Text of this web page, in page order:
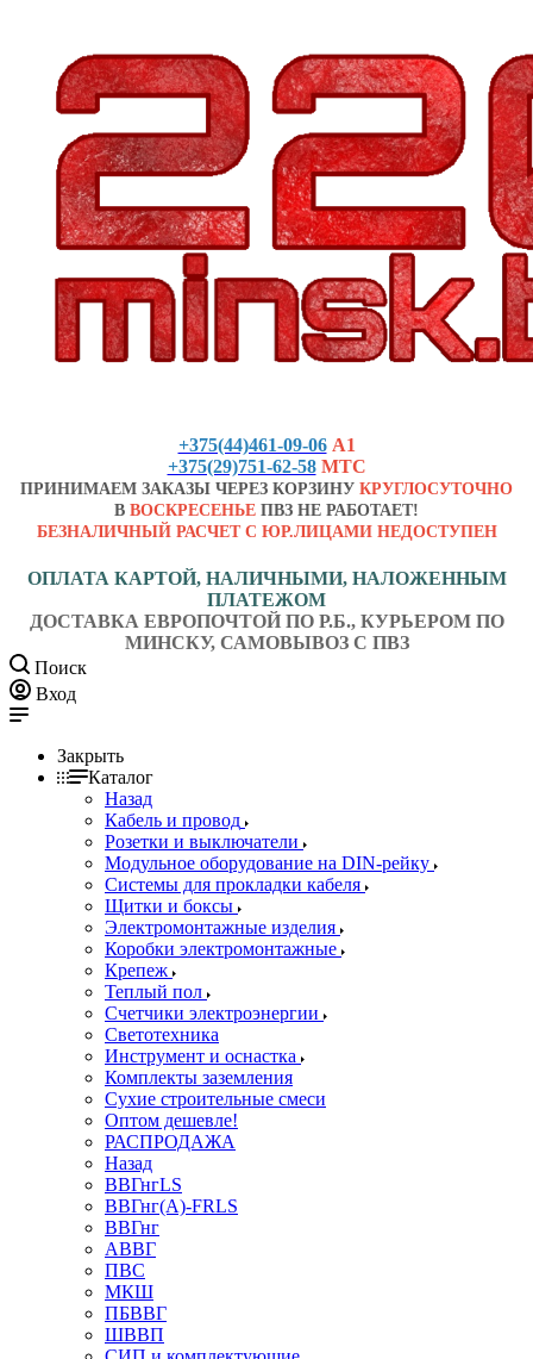
+375(44)461-09-06 А1
+375(29)751-62-58 МТС
ПРИНИМАЕМ ЗАКАЗЫ ЧЕРЕЗ КОРЗИНУ КРУГЛОСУТОЧНО
В ВОСКРЕСЕНЬЕ ПВЗ НЕ РАБОТАЕТ!
БЕЗНАЛИЧНЫЙ РАСЧЕТ С ЮР.ЛИЦАМИ НЕДОСТУПЕН
ОПЛАТА КАРТОЙ, НАЛИЧНЫМИ, НАЛОЖЕННЫМ
ПЛАТЕЖОМ
ДОСТАВКА ЕВРОПОЧТОЙ ПО Р.Б., КУРЬЕРОМ ПО
МИНСКУ, САМОВЫВОЗ С ПВЗ
Поиск
Вход
Закрыть
Каталог
Назад
Кабель и провод
Розетки и выключатели
Модульное оборудование на DIN-рейку
Системы для прокладки кабеля
Щитки и боксы
Электромонтажные изделия
Коробки электромонтажные
Крепеж
Теплый пол
Счетчики электроэнергии
Светотехника
Инструмент и оснастка
Комплекты заземления
Сухие строительные смеси
Оптом дешевле!
РАСПРОДАЖА
Назад
ВВГнгLS
ВВГнг(А)-FRLS
ВВГнг
АВВГ
ПВС
МКШ
ПБВВГ
ШВВП